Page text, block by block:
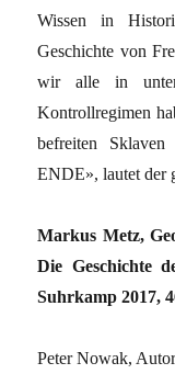
Wissen in
Geschichte von
wir alle in
Kontrollregimen
befreiten
ENDE», lautet der
Markus Metz,
Die Geschichte
Suhrkamp 2017,
Peter Nowak,